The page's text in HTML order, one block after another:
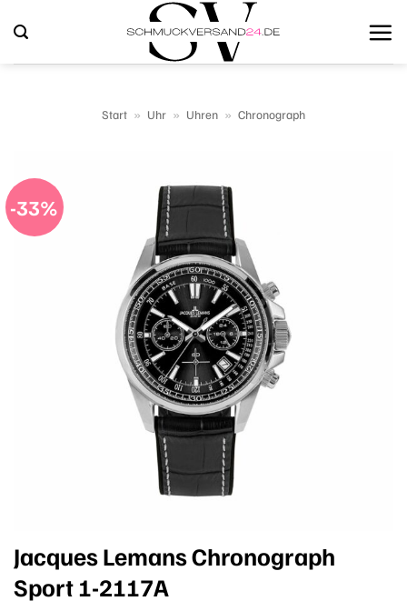
Inhalt
springen
Start » Uhr » Uhren » Chronograph
-33%
Jacques Lemans Chronograph
Sport 1-2117A